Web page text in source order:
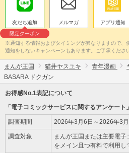
友だち追加
限定クーポン
メルマガ アプリ通知
※通知する情報およびタイミングが異なりますので
通知をしないキャンペーンもあります。ご了承くださ
まんが王国 猫井ヤスユキ 青年漫画
BASARA ドクガン
お得感No.1表記について
「電子コミックサービスに関するアンケート」
調査期間 2026年3月6日～2026年3
調査対象
まんが王国または主要電
をメイン且つ有料で利用